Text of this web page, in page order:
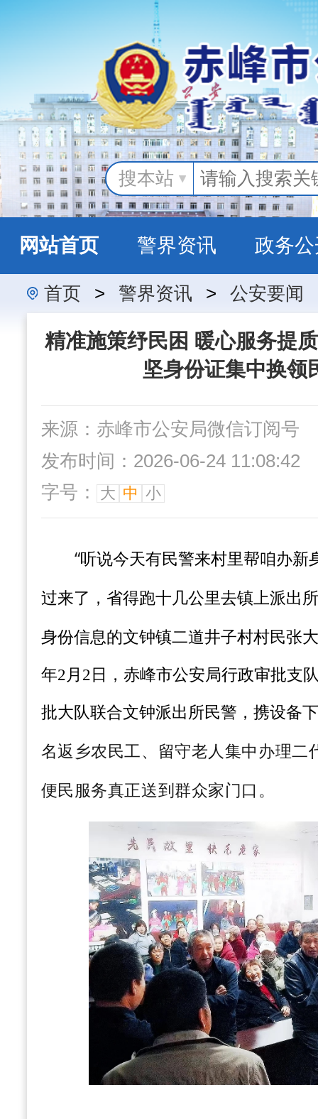
搜本站
网站首页 警界资讯 政务
警民互动
首页 > 警界资讯 > 公安要闻
精准施策纾民困 暖心服务提
坚身份证集中换领
来源：赤峰市公安局微信订阅号
发布时间：2026-06-24 11:08:42
字号：
大 中 小
“听说今天有民警来村里帮咱办新
过来了，省得跑十几公里去镇上派出
身份信息的文钟镇二道井子村村民张
年2月2日，赤峰市公安局行政审批支
批大队联合文钟派出所民警，携设备
名返乡农民工、留守老人集中办理二
便民服务真正送到群众家门口。